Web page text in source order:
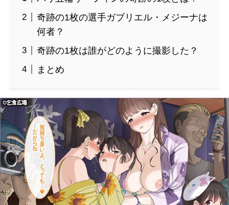
奇跡の1枚の選手ガブリエル・メジーナは
何者？
奇跡の1枚は誰がどのように撮影した？
まとめ